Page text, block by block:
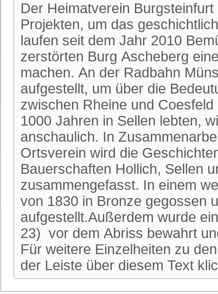
Der Heimatverein
Projekten, um das
laufen seit dem Jahr 2010
zerstörten Burg Ascheberg
machen. An der Radbahn
aufgestellt, um über die
zwischen Rheine und
1000 Jahren in Sellen lebten,
anschaulich. In
Ortsverein wird die
Bauerschaften Hollich, Sellen
zusammengefasst. In einem
von 1830 in Bronze gegossen
aufgestellt.Außerdem wurde
23) vor dem Abriss bewahrt
Für weitere Einzelheiten zu
der Leiste über diesem Text